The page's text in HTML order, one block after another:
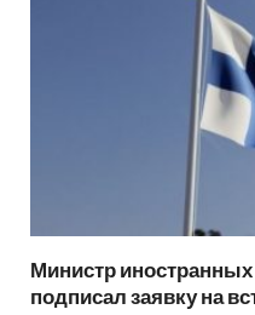
Министр
подписал заявку на